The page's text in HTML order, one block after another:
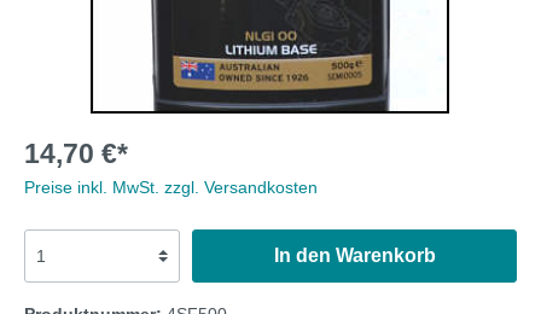
14,70 €*
Preise inkl. MwSt. zzgl. Versandkosten
In den Warenkorb